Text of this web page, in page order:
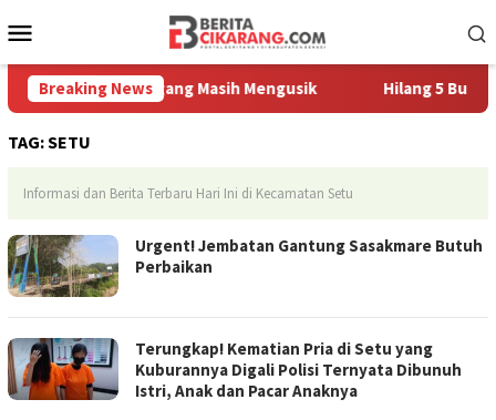
ke
Mobile
Breaking News
Pedagang Masih Mengusik Hilang 5 Bulan,
TAG:SETU
Informasi dan Berita Terbaru Hari Ini di Kecamatan Setu
Urgent! Jembatan Gantung Sasakmare Butuh
Perbaikan
Terungkap! Kematian Pria di Setu yang
Kuburannya Digali Polisi Ternyata Dibunuh
Istri, Anak dan Pacar Anaknya